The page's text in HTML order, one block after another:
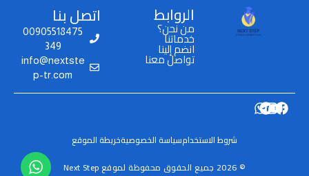
الروابط
من نحن؟
خدماتنا
انضم إلينا
تواصل معنا
اتصل بنا
00905518475
349
info@nextste
p-tr.com
شروط الاستخدامسياسة الخصوصيةخريطة الموقع
© 2026 جميع الحقوق محفوظة لموقع Next Step